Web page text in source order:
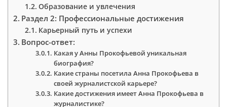
Образование и увлечения
Раздел 2: Профессиональные достижения
Карьерный путь и успехи
Вопрос-ответ:
Какая у Анны Прокофьевой уникальная
биография?
Какие страны посетила Анна Прокофьева в
своей журналистской карьере?
Какие достижения имеет Анна Прокофьева в
журналистике?